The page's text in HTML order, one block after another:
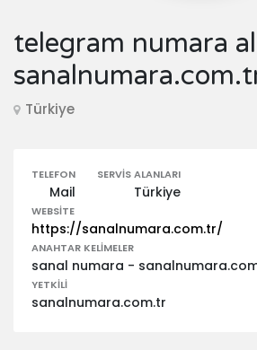
telegram numara
Türkiye
TELEFON
Mail
SERVIS ALANLARI
Türkiye
WEBSITE
https://sanalnumara.com.tr/
ANAHTAR KELIMELER
sanal numara -
YETKILI
sanalnumara.com.tr